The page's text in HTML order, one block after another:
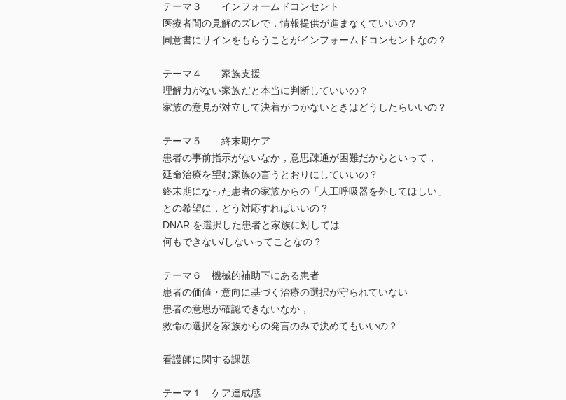
テーマ３ インフォームドコンセント
医療者間の見解のズレで，情報提供が進まなくていいの？
同意書にサインをもらうことがインフォームドコンセントなの？
テーマ４ 家族支援
理解力がない家族だと本当に判断していいの？
家族の意見が対立して決着がつかないときはどうしたらいいの？
テーマ５ 終末期ケア
患者の事前指示がないなか，意思疎通が困難だからといって，
延命治療を望む家族の言うとおりにしていいの？
終末期になった患者の家族からの「人工呼吸器を外してほしい」
との希望に，どう対応すればいいの？
DNAR を選択した患者と家族に対しては
何もできない/しないってことなの？
テーマ６ 機械的補助下にある患者
患者の価値・意向に基づく治療の選択が守られていない
患者の意思が確認できないなか，
救命の選択を家族からの発言のみで決めてもいいの？
看護師に関する課題
テーマ１ ケア達成感